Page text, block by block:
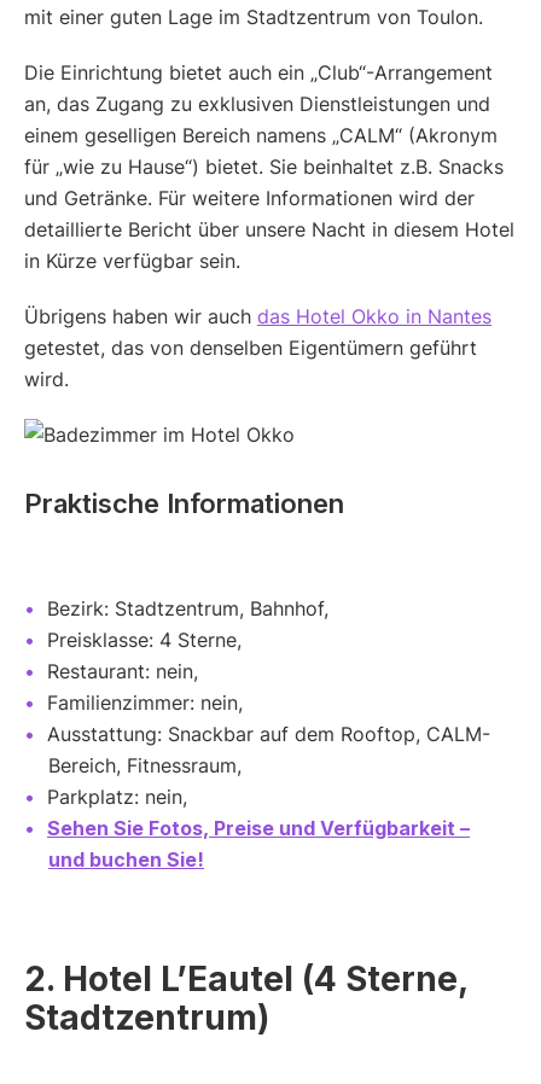
mit einer guten Lage im Stadtzentrum von Toulon.
Die Einrichtung bietet auch ein „Club“-Arrangement
an, das Zugang zu exklusiven Dienstleistungen und
einem geselligen Bereich namens „CALM“ (Akronym
für „wie zu Hause“) bietet. Sie beinhaltet z.B. Snacks
und Getränke. Für weitere Informationen wird der
detaillierte Bericht über unsere Nacht in diesem Hotel
in Kürze verfügbar sein.
Übrigens haben wir auch das Hotel Okko in Nantes
getestet, das von denselben Eigentümern geführt
wird.
Praktische Informationen
Bezirk: Stadtzentrum, Bahnhof,
Preisklasse: 4 Sterne,
Restaurant: nein,
Familienzimmer: nein,
Ausstattung: Snackbar auf dem Rooftop, CALM-
Bereich, Fitnessraum,
Parkplatz: nein,
Sehen Sie Fotos, Preise und Verfügbarkeit –
und buchen Sie!
2. Hotel L’Eautel (4 Sterne,
Stadtzentrum)